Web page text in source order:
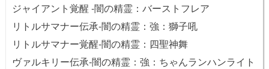
ジャイアント覚醒 -闇の精霊：バーストフレア
リトルサマナー伝承-闇の精霊：強：獅子吼
リトルサマナー覚醒-闇の精霊：四聖神舞
ヴァルキリー伝承-闇の精霊：強：ちゃんランハンライト